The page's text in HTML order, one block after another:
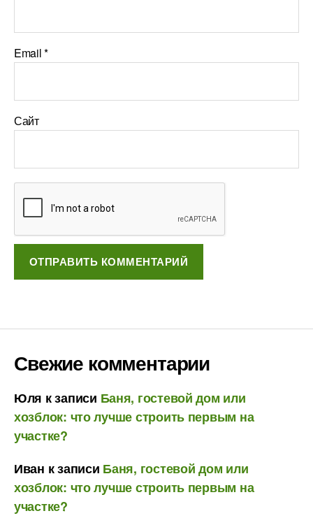
Email*
Сайт
Свежие комментарии
Юля к записи Баня, гостевой дом или
хозблок: что лучше строить первым на
участке?
Иван к записи Баня, гостевой дом или
хозблок: что лучше строить первым на
участке?